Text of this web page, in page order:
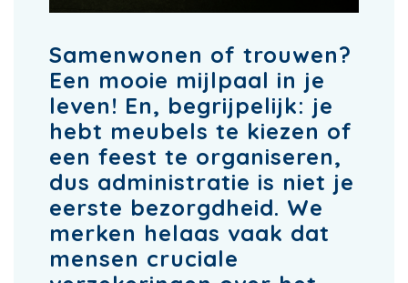
Samenwonen of trouwen?
Een mooie mijlpaal in je
leven! En, begrijpelijk: je
hebt meubels te kiezen of
een feest te organiseren,
dus administratie is niet je
eerste bezorgdheid. We
merken helaas vaak dat
mensen cruciale